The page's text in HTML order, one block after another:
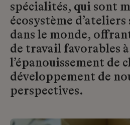
spécialités, qui sont
écosystème
dans le monde,
de travail favorables à
l’épanouissement de
développement de
perspectives.